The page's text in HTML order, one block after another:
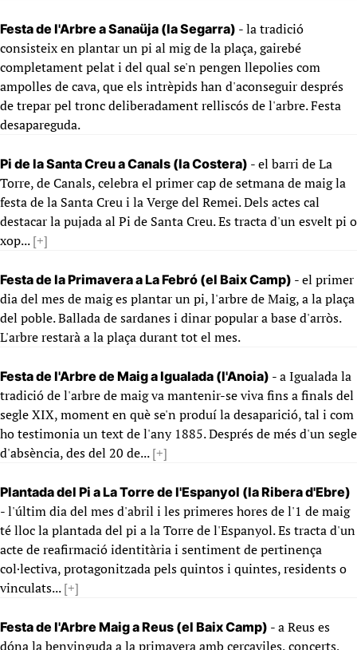
Festa de l'Arbre a Sanaüja (la Segarra) - la tradició
consisteix en plantar un pi al mig de la plaça, gairebé
completament pelat i del qual se'n pengen llepolies com
ampolles de cava, que els intrèpids han d'aconseguir després
de trepar pel tronc deliberadament relliscós de l'arbre. Festa
desapareguda.
Pi de la Santa Creu a Canals (la Costera) - el barri de La
Torre, de Canals, celebra el primer cap de setmana de maig la
festa de la Santa Creu i la Verge del Remei. Dels actes cal
destacar la pujada al Pi de Santa Creu. Es tracta d'un esvelt pi o
xop...[+]
Festa de la Primavera a La Febró (el Baix Camp) - el primer
dia del mes de maig es plantar un pi, l'arbre de Maig, a la plaça
del poble. Ballada de sardanes i dinar popular a base d'arròs.
L'arbre restarà a la plaça durant tot el mes.
Festa de l'Arbre de Maig a Igualada (l'Anoia) - a Igualada la
tradició de l'arbre de maig va mantenir-se viva fins a finals del
segle XIX, moment en què se'n produí la desaparició, tal i com
ho testimonia un text de l'any 1885. Després de més d'un segle
d'absència, des del 20 de...[+]
Plantada del Pi a La Torre de l'Espanyol (la Ribera d'Ebre)
- l'últim dia del mes d'abril i les primeres hores de l'1 de maig
té lloc la plantada del pi a la Torre de l'Espanyol. Es tracta d'un
acte de reafirmació identitària i sentiment de pertinença
col·lectiva, protagonitzada pels quintos i quintes, residents o
vinculats...[+]
Festa de l'Arbre Maig a Reus (el Baix Camp) - a Reus es
dóna la benvinguda a la primavera amb cercaviles, concerts,